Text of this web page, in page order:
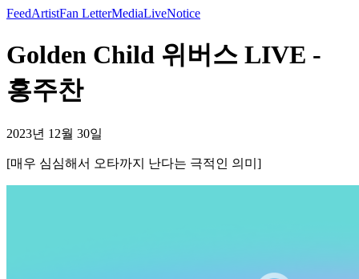
FeedArtistFan LetterMediaLiveNotice
Golden Child 위버스 LIVE -
홍주찬
2023년 12월 30일
[매우 심심해서 오타까지 난다는 극적인 의미]